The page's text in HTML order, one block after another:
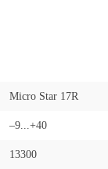
Micro Star 17R
–9...+40
13300